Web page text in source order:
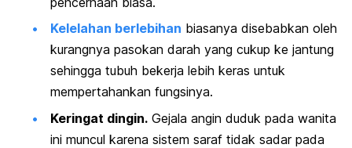
Kelelahan berlebihan biasanya disebabkan oleh
kurangnya pasokan darah yang cukup ke jantung
sehingga tubuh bekerja lebih keras untuk
mempertahankan fungsinya.
Keringat dingin. Gejala angin duduk pada wanita
ini muncul karena sistem saraf tidak sadar pada